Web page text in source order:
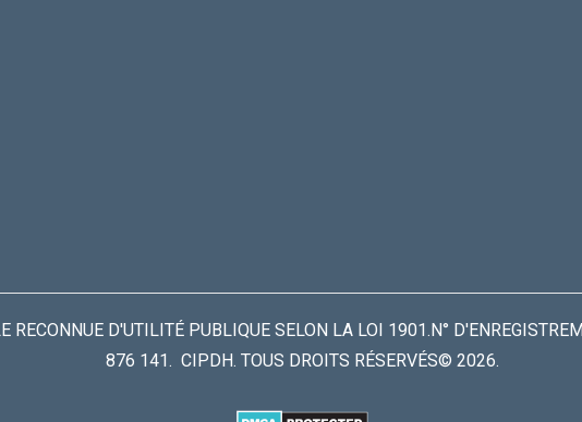
RECONNUE D'UTILITÉ PUBLIQUE SELON LA LOI 1901.N°
876 141. CIPDH. TOUS DROITS RÉSERVÉS© 2026.